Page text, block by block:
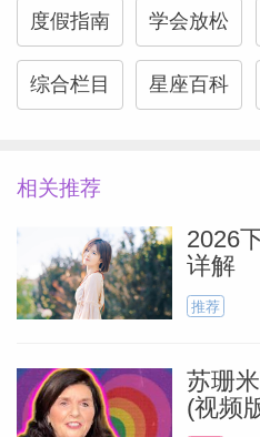
星座配对：处女座和
星座配对：处女座和
星座配对：处女座和
星座配对：处女座和摩
星座配对：处女座和水
度假指南 学会放松
综合栏目 星座百科
相关推荐
2026
详解
推荐
苏珊
(视频